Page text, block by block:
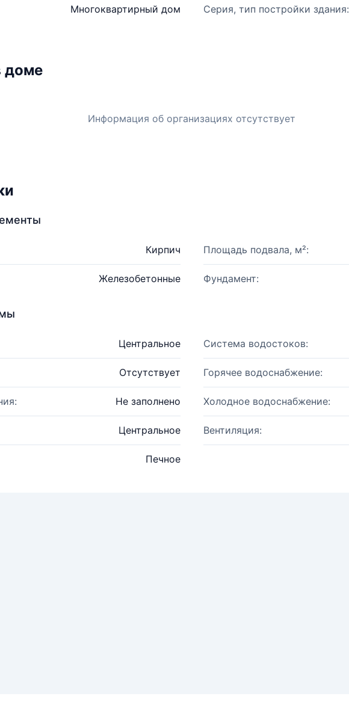
Многоквартирный дом Серия, тип постройки здания:
доме
Информация об организациях отсутствует
Кирпич Площадь подвала, м²:
Железобетонные Фундамент:
Центральное Система водостоков:
Отсутствует Горячее водоснабжение:
Не заполнено Холодное водоснабжение:
Центральное Вентиляция:
Печное